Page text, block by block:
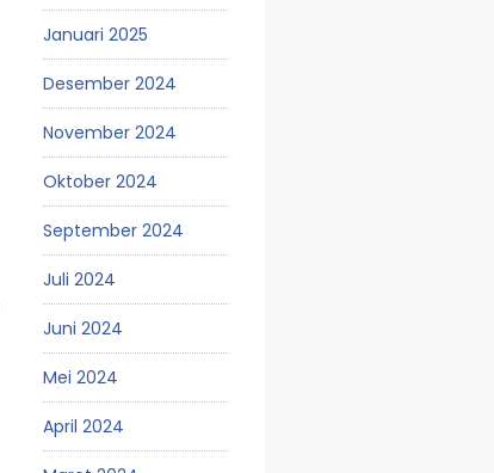
Januari 2025
Desember 2024
November 2024
Oktober 2024
September 2024
Juli 2024
Juni 2024
Mei 2024
April 2024